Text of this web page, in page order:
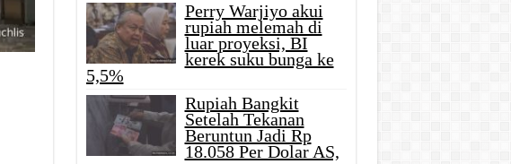
Perry Warjiyo akui
rupiah melemah di
luar proyeksi, BI
kerek suku bunga ke
5,5%
Rupiah Bangkit
Setelah Tekanan
Beruntun Jadi Rp
18.058 Per Dolar AS,